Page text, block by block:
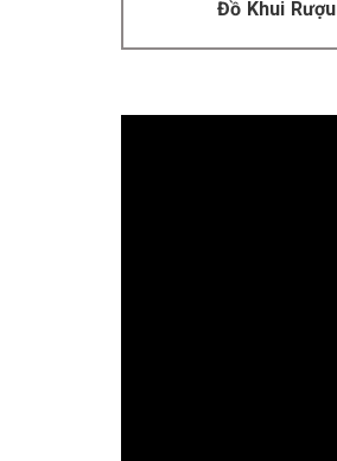
Đồ Khui Rượu